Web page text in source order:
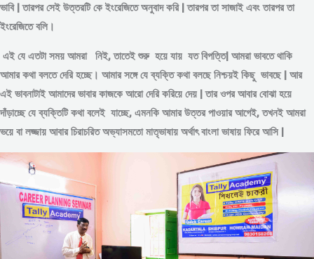
ভাবি | তারপর সেই উত্তরটি কে ইংরেজিতে অনুবাদ করি | তারপর তা সাজাই এবং তারপর তা
ইংরেজিতে বলি।
এই যে এতটা সময় আমরা নিই, তাতেই শুরু হয়ে যায় যত বিপত্তি| আমরা ভাবতে থাকি
আমার কথা বলতে দেরি হচ্ছে। আমার সঙ্গে যে ব্যক্তি কথা বলছে নিশ্চয়ই কিছু ভাবছে | আর
এই ভাবনাটাই আমাদের ভাবার কাজকে আরো দেরি করিয়ে দেয় | তার ওপর আবার বোঝা হয়ে
দাঁড়াচ্ছে যে ব্যক্তিটি কথা বলেই যাচ্ছে, এমনকি আমার উত্তর পাওয়ার আগেই, তখনই আমরা
ভয়ে বা লজ্জায় আবার চিরাচরিত অভ্যাসমতো মাতৃভাষায় অর্থাৎ বাংলা ভাষায় ফিরে আসি |